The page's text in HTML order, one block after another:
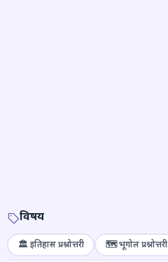
विषय
🏛️ इतिहास प्रश्नोत्तरी 🗺️ भूगोल प्रश्नोत्तरी